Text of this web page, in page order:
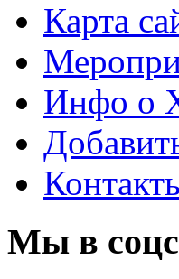
Карта
Инфо о
Мы в